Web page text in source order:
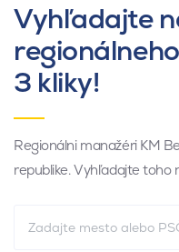
Vyhľadajte
3 kliky!
Regionálni manažéri KM
republike. Vyhľadajte toho